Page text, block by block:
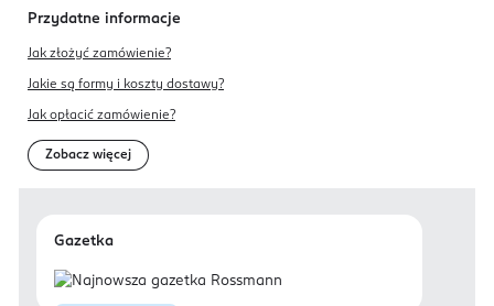
Przydatne informacje
Jak złożyć zamówienie?
Jakie są formy i koszty dostawy?
Jak opłacić zamówienie?
Zobacz więcej
Gazetka